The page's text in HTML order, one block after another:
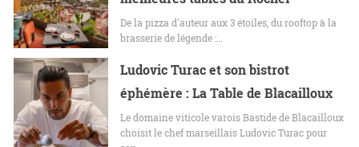
De la pizza d'auteur aux 3 étoiles, du rooftop à la
brasserie de légende :…
Ludovic Turac et son bistrot
éphémère : La Table de Blacailloux
Le domaine viticole varois Bastide de Blacailloux
choisit le chef marseillais Ludovic Turac pour